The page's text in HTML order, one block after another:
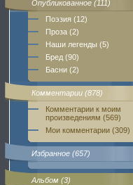
Опубликованное (111)
Поэзия (12)
Проза (2)
Наши легенды (5)
Бред (90)
Басни (2)
Комментарии (878)
Комментарии к моим
произведениям (569)
Мои комментарии (309)
Избранное (657)
Альбом (3)